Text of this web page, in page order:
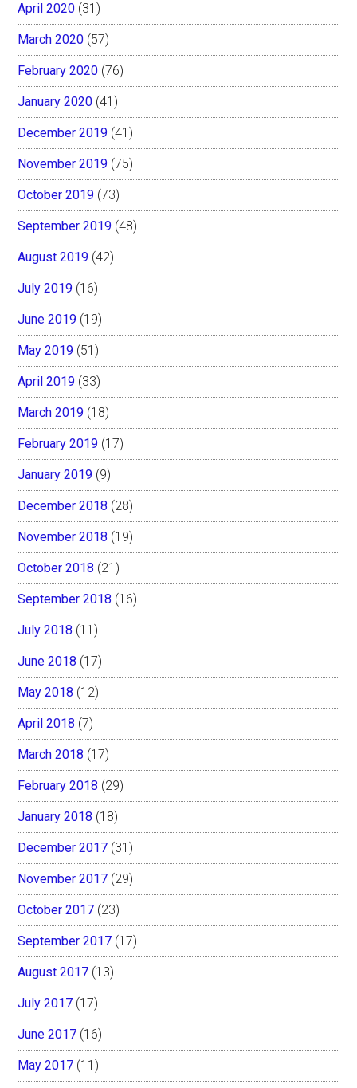
April 2020 (31)
March 2020 (57)
February 2020 (76)
January 2020 (41)
December 2019 (41)
November 2019 (75)
October 2019 (73)
September 2019 (48)
August 2019 (42)
July 2019 (16)
June 2019 (19)
May 2019 (51)
April 2019 (33)
March 2019 (18)
February 2019 (17)
January 2019 (9)
December 2018 (28)
November 2018 (19)
October 2018 (21)
September 2018 (16)
July 2018 (11)
June 2018 (17)
May 2018 (12)
April 2018 (7)
March 2018 (17)
February 2018 (29)
January 2018 (18)
December 2017 (31)
November 2017 (29)
October 2017 (23)
September 2017 (17)
August 2017 (13)
July 2017 (17)
June 2017 (16)
May 2017 (11)